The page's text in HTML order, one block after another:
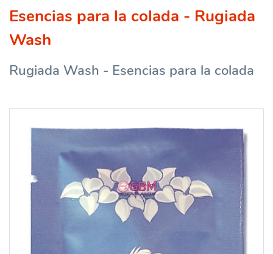
Esencias para la colada - Rugiada
Wash
Rugiada Wash - Esencias para la colada